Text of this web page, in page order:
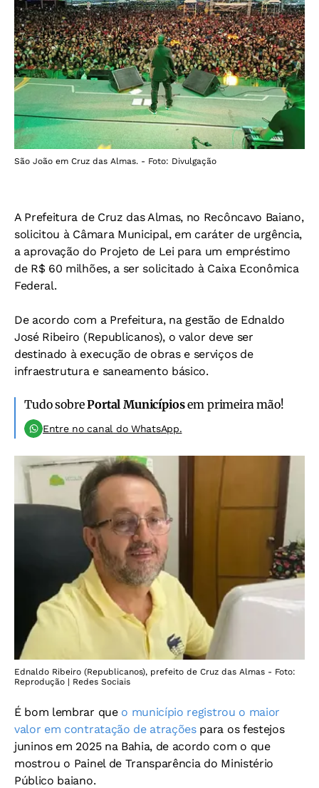
São João em Cruz das Almas. - Foto: Divulgação
A Prefeitura de Cruz das Almas, no Recôncavo Baiano,
solicitou à Câmara Municipal, em caráter de urgência,
a aprovação do Projeto de Lei para um empréstimo
de R$ 60 milhões, a ser solicitado à Caixa Econômica
Federal.
De acordo com a Prefeitura, na gestão de Ednaldo
José Ribeiro (Republicanos), o valor deve ser
destinado à execução de obras e serviços de
infraestrutura e saneamento básico.
Tudo sobrePortal Municípiosem primeira mão!
Entre no canal do WhatsApp.
Ednaldo Ribeiro (Republicanos), prefeito de Cruz das Almas - Foto:
Reprodução | Redes Sociais
É bom lembrar que o município registrou o maior
valor em contratação de atrações para os festejos
juninos em 2025 na Bahia, de acordo com o que
mostrou o Painel de Transparência do Ministério
Público baiano.